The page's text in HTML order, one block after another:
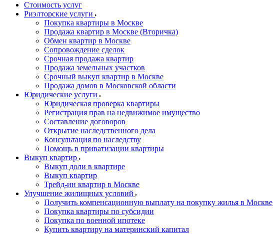
Стоимость услуг
Риэлторские услуги
Покупка квартиры в Москве
Продажа квартир в Москве (Вторичка)
Обмен квартир в Москве
Сопровождение сделок
Срочная продажа квартир
Продажа земельных участков
Срочный выкуп квартир в Москве
Продажа домов в Московской области
Юридические услуги
Юридическая проверка квартиры
Регистрация прав на недвижимое имущество
Составление договоров
Открытие наследственного дела
Консультация по наследству
Помощь в приватизации квартиры
Выкуп квартир
Выкуп доли в квартире
Выкуп квартир
Трейд-ин квартир в Москве
Улучшение жилищных условий
Получить компенсационную выплату на покупку жилья в Москве
Покупка квартиры по субсидии
Покупка по военной ипотеке
Купить квартиру на материнский капитал